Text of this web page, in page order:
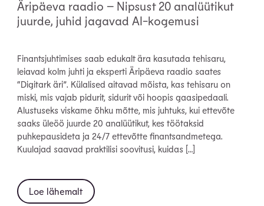
Äripäeva raadio – Nipsust 20 analüütikut
juurde, juhid jagavad AI-kogemusi
Finantsjuhtimises saab edukalt ära kasutada tehisaru,
leiavad kolm juhti ja eksperti Äripäeva raadio saates
“Digitark äri”. Külalised aitavad mõista, kas tehisaru on
miski, mis vajab pidurit, sidurit või hoopis gaasipedaali.
Alustuseks viskame õhku mõtte, mis juhtuks, kui ettevõte
saaks üleöö juurde 20 analüütikut, kes töötaksid
puhkepausideta ja 24/7 ettevõtte finantsandmetega.
Kuulajad saavad praktilisi soovitusi, kuidas […]
Loe lähemalt